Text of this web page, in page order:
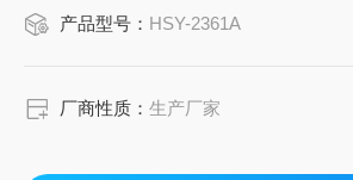
产品型号： HSY-2361A
厂商性质：生产厂家